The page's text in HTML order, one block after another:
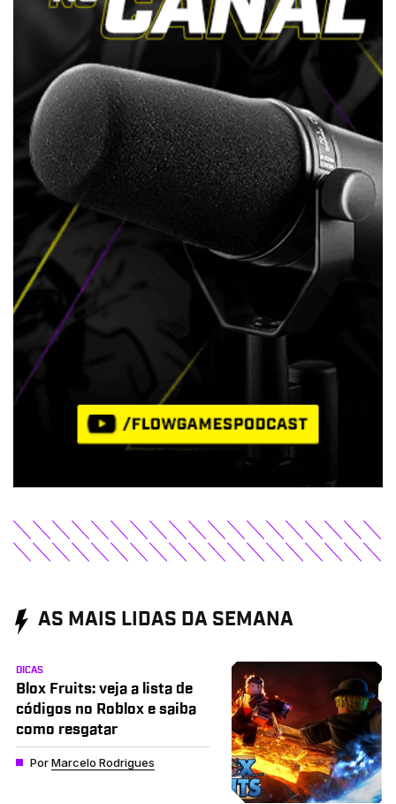
AS MAIS LIDAS DA SEMANA
DICAS
Blox Fruits: veja a lista de
códigos no Roblox e saiba
como resgatar
PorMarcelo Rodrigues